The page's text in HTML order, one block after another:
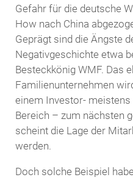
Gefahr für die deutsche
How nach China
Geprägt sind die Ängste
Negativgeschichte etwa
Besteckkönig WMF. Das
Familienunternehmen
einem Investor- meistens
Bereich – zum nächsten
scheint die Lage der
werden.
Doch solche Beispiel